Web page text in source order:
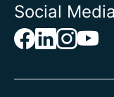
Social Media